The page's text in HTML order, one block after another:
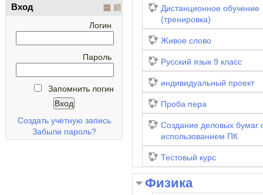
Дистанционное обучение
(тренировка)
Живое слово
Русский язык 9 класс
индивидуальный проект
Проба пера
Создание деловых бумаг
использованием ПК
Тестовый курс
Физика
Вход
Логин
Пароль
Запомнить логин
Создать учетную запись
Забыли пароль?